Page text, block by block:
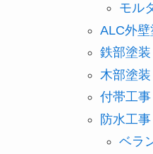
モル
ALC外
鉄部塗
木部塗
付帯工
防水工
ベラ